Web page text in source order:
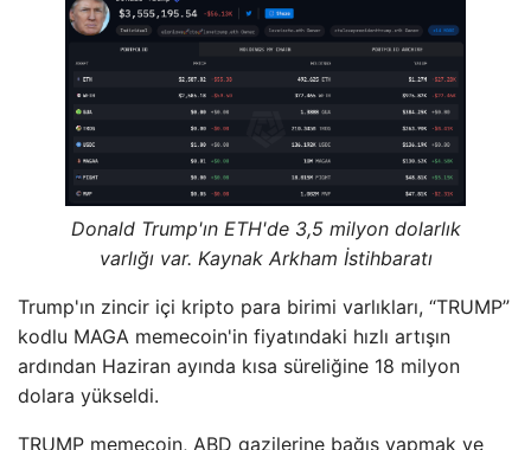
Donald Trump'ın ETH'de 3,5 milyon dolarlık
varlığı var. Kaynak Arkham İstihbaratı
Trump'ın zincir içi kripto para birimi varlıkları, “TRUMP”
kodlu MAGA memecoin'in fiyatındaki hızlı artışın
ardından Haziran ayında kısa süreliğine 18 milyon
dolara yükseldi.
TRUMP memecoin, ABD gazilerine bağış yapmak ve